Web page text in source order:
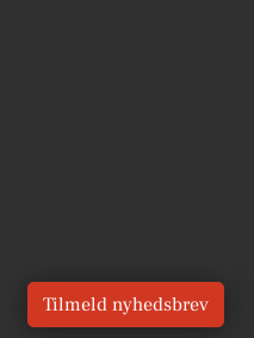
Tilmeld nyhedsbrev